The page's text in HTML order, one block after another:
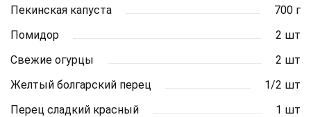
Пекинская капуста
700 г
Помидор
2 шт
Свежие огурцы
2 шт
Желтый болгарский перец
1/2 шт
Перец сладкий красный
1 шт